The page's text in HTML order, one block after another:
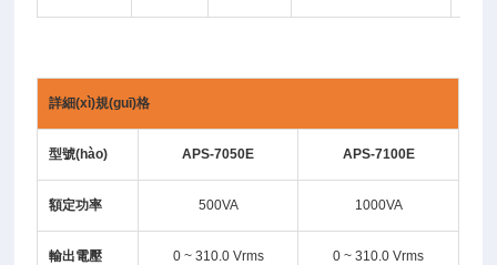
詳細(xì)規(guī)格
型號(hào) APS-7050E APS-7100E
額定功率 500VA 1000VA
輸出電壓 0 ~ 310.0 Vrms 0 ~ 310.0 Vrms